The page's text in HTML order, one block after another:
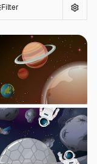
Filter